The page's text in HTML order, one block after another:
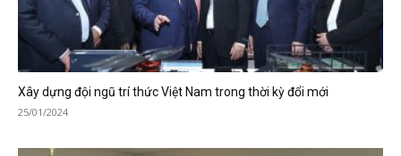
Xây dựng đội ngũ trí thức Việt Nam trong thời kỳ đổi mới
25/01/2024